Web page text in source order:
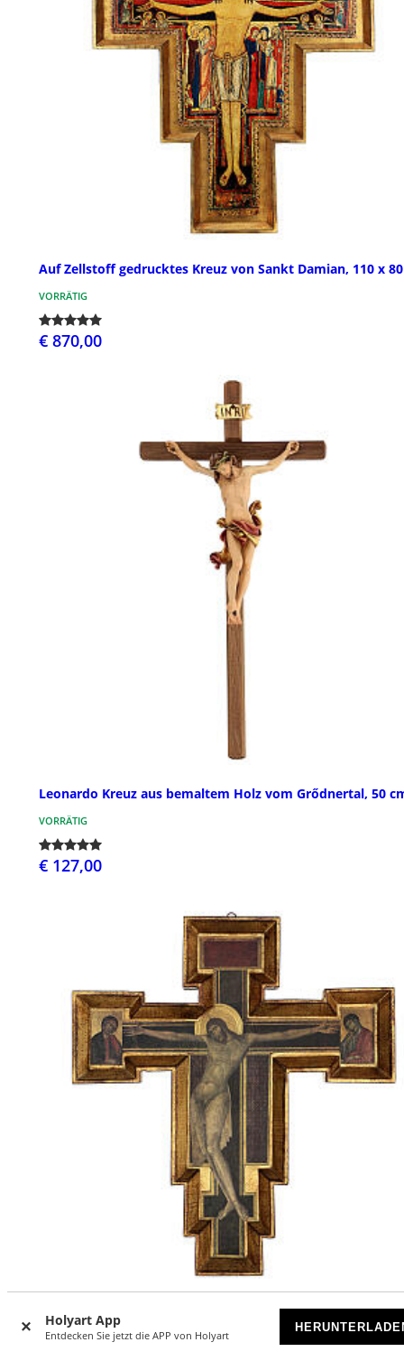
Holyart App
Entdecken Sie jetzt die APP von Holyart
Auf Zellstoff gedrucktes Kreuz von Sankt Damian, 110 x
VORRÄTIG
€ 870,00
Leonardo Kreuz aus bemaltem Holz vom Grődnertal, 50
VORRÄTIG
€ 127,00
Kruzifix des heiligen Kreuzes von Cimabue, 60 x 55 cm